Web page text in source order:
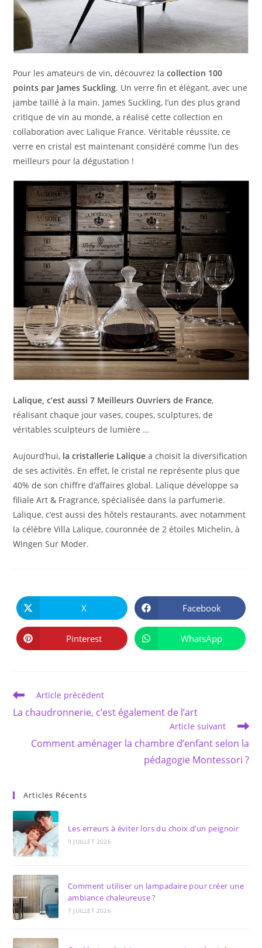
Pour les amateurs de vin, découvrez lacollection 100
points par James Suckling. Un verre fin et élégant, avec une
jambe taillé à la main. James Suckling, l’un des plus grand
critique de vin au monde, a réalisé cette collection en
collaboration avec Lalique France. Véritable réussite, ce
verre en cristal est maintenant considéré comme l’un des
meilleurs pour la dégustation !
Lalique, c’est aussi 7 Meilleurs Ouvriers de France,
réalisant chaque jour vases, coupes, sculptures, de
véritables sculpteurs de lumière …
Aujourd’hui, la cristallerie Lalique a choisit la diversification
de ses activités. En effet, le cristal ne représente plus que
40% de son chiffre d’affaires global. Lalique développe sa
filiale Art & Fragrance, spécialisée dans la parfumerie.
Lalique, c’est aussi des hôtels restaurants, avec notamment
la célèbre Villa Lalique, couronnée de 2 étoiles Michelin, à
Wingen Sur Moder.
CE
CONTENU
Ouvrir
dans
une
autre
fenêtre
X Ouvrir
dans
une
autre
fenêtre
Facebook
Ouvrir
dans
Pinterest Ouvrir
dans
WhatsApp
Read
more
articles
Article précédent
La chaudronnerie, c’est également de l’art
Article suivant
Comment aménager la chambre d’enfant selon la
pédagogie Montessori ?
Articles Récents
Les erreurs à éviter lors du choix d’un peignoir
9 JUILLET 2026
Comment utiliser un lampadaire pour créer une
ambiance chaleureuse ?
7 JUILLET 2026